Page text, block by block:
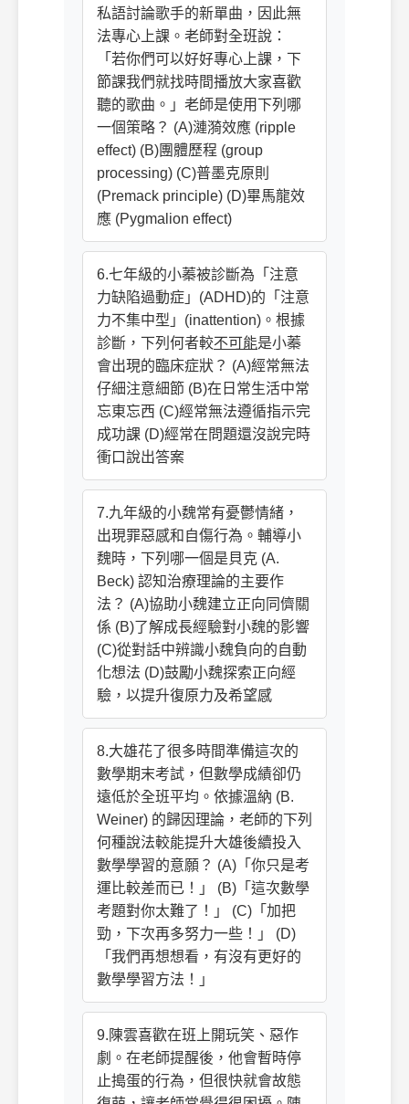
私語討論歌手的新單曲，因此無
法專心上課。老師對全班說：
「若你們可以好好專心上課，下
節課我們就找時間播放大家喜歡
聽的歌曲。」老師是使用下列哪
一個策略？ (A)漣漪效應 (ripple
effect) (B)團體歷程 (group
processing) (C)普墨克原則
(Premack principle) (D)畢馬龍效
應 (Pygmalion effect)
6.七年級的小蓁被診斷為「注意
力缺陷過動症」(ADHD)的「注意
力不集中型」(inattention)。根據
診斷，下列何者較不可能是小蓁
會出現的臨床症狀？ (A)經常無法
仔細注意細節 (B)在日常生活中常
忘東忘西 (C)經常無法遵循指示完
成功課 (D)經常在問題還沒說完時
衝口說出答案
7.九年級的小魏常有憂鬱情緒，
出現罪惡感和自傷行為。輔導小
魏時，下列哪一個是貝克 (A.
Beck) 認知治療理論的主要作
法？ (A)協助小魏建立正向同儕關
係 (B)了解成長經驗對小魏的影響
(C)從對話中辨識小魏負向的自動
化想法 (D)鼓勵小魏探索正向經
驗，以提升復原力及希望感
8.大雄花了很多時間準備這次的
數學期末考試，但數學成績卻仍
遠低於全班平均。依據溫納 (B.
Weiner) 的歸因理論，老師的下列
何種說法較能提升大雄後續投入
數學學習的意願？ (A)「你只是考
運比較差而已！」 (B)「這次數學
考題對你太難了！」 (C)「加把
勁，下次再多努力一些！」 (D)
「我們再想想看，有沒有更好的
數學學習方法！」
9.陳雲喜歡在班上開玩笑、惡作
劇。在老師提醒後，他會暫時停
止搗蛋的行為，但很快就會故態